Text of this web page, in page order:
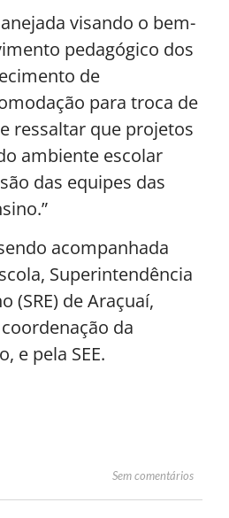
visando o bem-
pedagógico dos
de
para troca de
ressaltar que projetos
ambiente escolar
das equipes das
acompanhada
Superintendência
(SRE) de Araçuaí,
da
e pela SEE.
Sem comentários